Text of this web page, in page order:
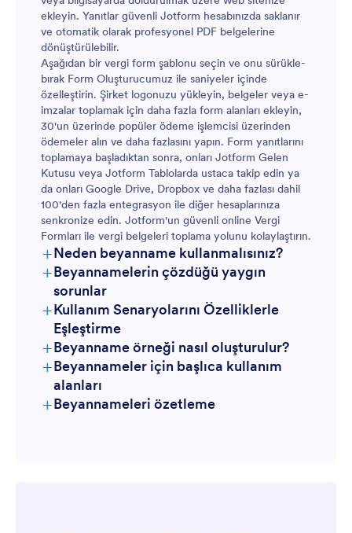
ekleyin. Yanıtlar güvenli Jotform hesabınızda saklanır
ve otomatik olarak profesyonel PDF belgelerine
dönüştürülebilir.
Aşağıdan bir vergi form şablonu seçin ve onu sürükle-
bırak Form Oluşturucumuz ile saniyeler içinde
özelleştirin. Şirket logonuzu yükleyin, belgeler veya e-
imzalar toplamak için daha fazla form alanları ekleyin,
30'un üzerinde popüler ödeme işlemcisi üzerinden
ödemeler alın ve daha fazlasını yapın. Form yanıtlarını
toplamaya başladıktan sonra, onları Jotform Gelen
Kutusu veya Jotform Tablolarda ustaca takip edin ya
da onları Google Drive, Dropbox ve daha fazlası dahil
100'den fazla entegrasyon ile diğer hesaplarınıza
senkronize edin. Jotform'un güvenli online Vergi
Formları ile vergi belgeleri toplama yolunu kolaylaştırın.
+Neden beyanname kullanmalısınız?
+Beyannamelerin çözdüğü yaygın
sorunlar
+Kullanım Senaryolarını Özelliklerle
Eşleştirme
+Beyanname örneği nasıl oluşturulur?
+Beyannameler için başlıca kullanım
alanları
Yöneticiler için
+Beyannameleri özetleme